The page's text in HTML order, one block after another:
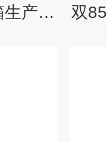
双85恒温恒湿试验箱生产厂家 双